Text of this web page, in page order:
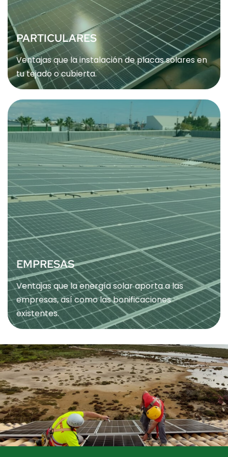
PARTICULARES
Ventajas que la instalación de placas solares en
tu tejado o cubierta.
EMPRESAS
Ventajas que la energía solar aporta a las
empresas, así como las bonificaciones
existentes.